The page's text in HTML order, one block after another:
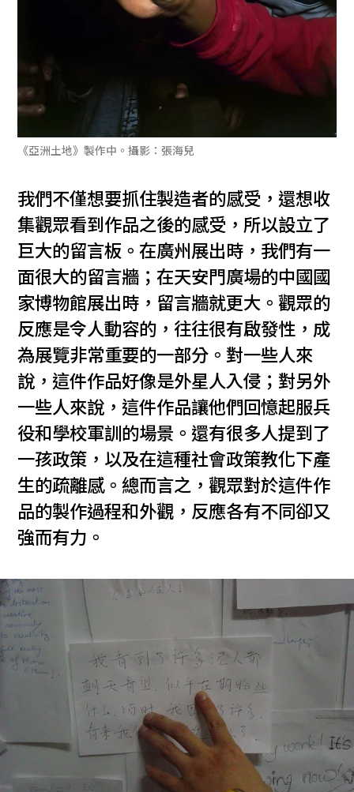
《亞洲土地》製作中。攝影：張海兒
我們不僅想要抓住製造者的感受，還想收
集觀眾看到作品之後的感受，所以設立了
巨大的留言板。在廣州展出時，我們有一
面很大的留言牆；在天安門廣場的中國國
家博物館展出時，留言牆就更大。觀眾的
反應是令人動容的，往往很有啟發性，成
為展覽非常重要的一部分。對一些人來
說，這件作品好像是外星人入侵；對另外
一些人來說，這件作品讓他們回憶起服兵
役和學校軍訓的場景。還有很多人提到了
一孩政策，以及在這種社會政策教化下產
生的疏離感。總而言之，觀眾對於這件作
品的製作過程和外觀，反應各有不同卻又
強而有力。